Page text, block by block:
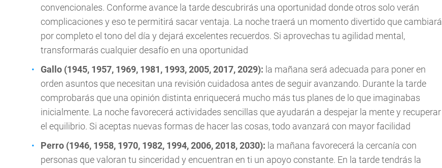
convencionales. Conforme avance la tarde descubrirás una oportunidad donde otros solo verán
complicaciones y eso te permitirá sacar ventaja. La noche traerá un momento divertido que cambiará
por completo el tono del día y dejará excelentes recuerdos. Si aprovechas tu agilidad mental,
transformarás cualquier desafío en una oportunidad
Gallo (1945, 1957, 1969, 1981, 1993, 2005, 2017, 2029): la mañana será adecuada para poner en
orden asuntos que necesitan una revisión cuidadosa antes de seguir avanzando. Durante la tarde
comprobarás que una opinión distinta enriquecerá mucho más tus planes de lo que imaginabas
inicialmente. La noche favorecerá actividades sencillas que ayudarán a despejar la mente y recuperar
el equilibrio. Si aceptas nuevas formas de hacer las cosas, todo avanzará con mayor facilidad
Perro (1946, 1958, 1970, 1982, 1994, 2006, 2018, 2030): la mañana favorecerá la cercanía con
personas que valoran tu sinceridad y encuentran en ti un apoyo constante. En la tarde tendrás la